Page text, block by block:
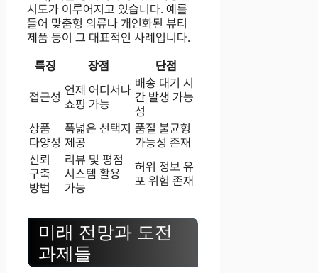
시도가 이루어지고 있습니다. 예를
들어 맞춤형 의류나 개인화된 뷰티
제품 등이 그 대표적인 사례입니다.
특징
장점 단점
접근성 언제 어디서나
쇼핑 가능
배송 대기 시
간 발생 가능
성
상품
다양성
폭넓은 선택지
제공
품질 불균형
가능성 존재
신뢰
구축
방법
리뷰 및 평점
시스템 활용
가능
허위 정보 유
포 위험 존재
미래 전망과 도전
과제들